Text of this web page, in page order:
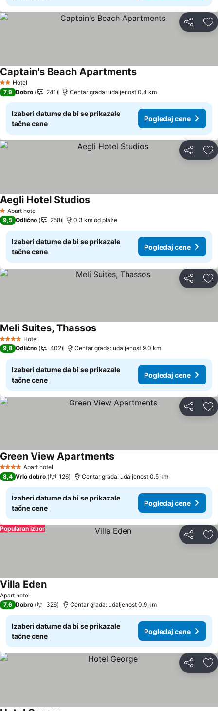
Deli
2 Zvezdice
Hotel
Captain's Beach Apartments
7,9 Dobro 241 Centar grada: udaljenost 0.4 km
Izaberi datume da bi se prikazale
tačne cene
Pogledaj cene
Deli
1 Zvezdice
Apart hotel
Aegli Hotel Studios
9,5 Odlično 258 0.3 km od plaže
Izaberi datume da bi se prikazale
tačne cene
Pogledaj cene
Deli
4 ZvezdiceHotel
Meli Suites, Thassos
9,8 Odlično 402 Centar grada: udaljenost 9.0 km
Izaberi datume da bi se prikazale
tačne cene
Pogledaj cene
Deli
4 ZvezdiceApart hotel
Green View Apartments
8,4 Vrlo dobro 126 Centar grada: udaljenost 0.5 km
Izaberi datume da bi se prikazale
tačne cene
Pogledaj cene
Deli
Popularan izbor
Apart hotel
Villa Eden
7,6 Dobro 326 Centar grada: udaljenost 0.9 km
Izaberi datume da bi se prikazale
tačne cene
Pogledaj cene
Deli